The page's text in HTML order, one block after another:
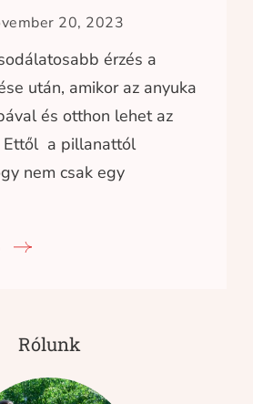
20, 2023
érzés a
után, amikor az anyuka
és otthon lehet az
Ettől a pillanattól
nem csak egy
Rólunk